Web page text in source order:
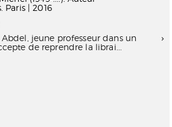
Paris | 2016
jeune professeur dans un
de reprendre la librai...